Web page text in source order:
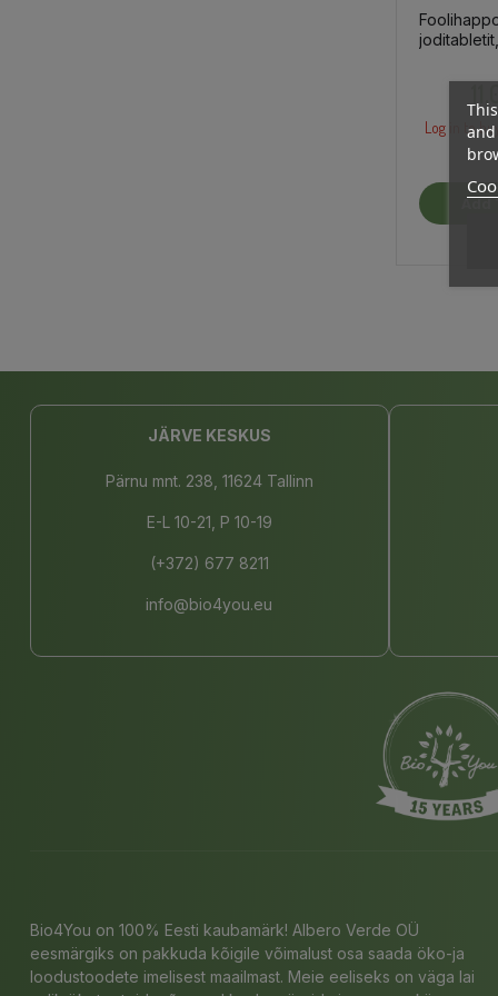
Log in to
Add
JÄRVE KESKUS
Pärnu mnt. 238, 11624 Tallinn
E-L 10-21, P 10-19
(+372) 677 8211
info@bio4you.eu
Bio4You on 100% Eesti kaubamärk! Albero Verde OÜ
eesmärgiks on pakkuda kõigile võimalust osa saada öko-ja
loodustoodete imelisest maailmast. Meie eeliseks on väga lai